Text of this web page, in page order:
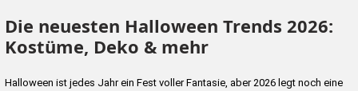
Die neuesten Halloween Trends 2026:
Kostüme, Deko & mehr
Halloween ist jedes Jahr ein Fest voller Fantasie, aber 2026 legt noch eine